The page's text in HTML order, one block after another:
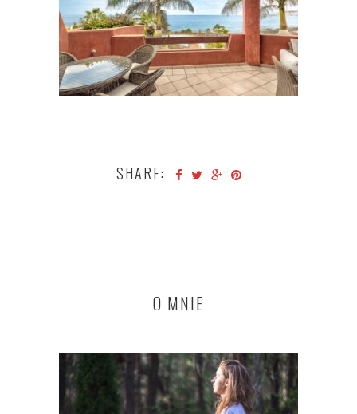
SHARE:
O MNIE